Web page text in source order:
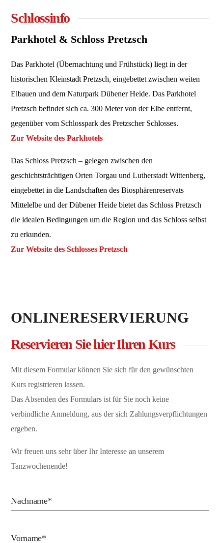
Schlossinfo
Parkhotel & Schloss Pretzsch
Das Parkhotel (Übernachtung und Frühstück) liegt in der
historischen Kleinstadt Pretzsch, eingebettet zwischen weiten
Elbauen und dem Naturpark Dübener Heide. Das Parkhotel
Pretzsch befindet sich ca. 300 Meter von der Elbe entfernt,
gegenüber vom Schlosspark des Pretzscher Schlosses.
Zur Website des Parkhotels
Das Schloss Pretzsch – gelegen zwischen den
geschichtsträchtigen Orten Torgau und Lutherstadt Wittenberg,
eingebettet in die Landschaften des Biosphärenreservats
Mittelelbe und der Dübener Heide bietet das Schloss Pretzsch
die idealen Bedingungen um die Region und das Schloss selbst
zu erkunden.
Zur Website des Schlosses Pretzsch
Reservieren Sie hier Ihren Kurs
ONLINERESERVIERUNG
Mit diesem Formular können Sie sich für den gewünschten
Kurs registrieren lassen.
Das Absenden des Formulars ist für Sie noch keine
verbindliche Anmeldung, aus der sich Zahlungsverpflichtungen
ergeben.
Wir freuen uns sehr über Ihr Interesse an unserem
Tanzwochenende!